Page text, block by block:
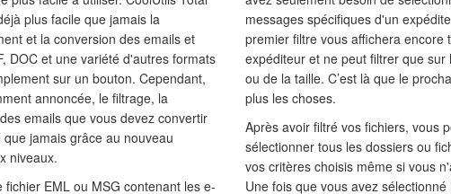
plus facile que jamais la
et la conversion des emails et
DOC et une variété d'autres formats
sur un bouton. Cependant,
annoncée, le filtrage, la
emails que vous devez convertir
jamais grâce au nouveau
niveaux.
EML ou MSG contenant les e-
messages spécifiques d'un
premier filtre vous affichera encore
expéditeur et ne peut filtrer que
ou de la taille. C’est là que le
plus les choses.
Après avoir filtré vos fichiers, vous
sélectionner tous les dossiers ou
vos critères choisis même si vous
Une fois que vous avez